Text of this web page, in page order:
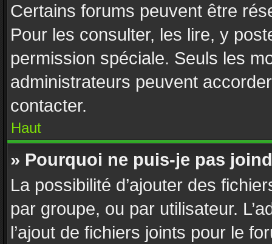
Certains forums peuvent être
Pour les consulter, les lire, y
permission spéciale. Seuls les
administrateurs peuvent
contacter.
Haut
» Pourquoi ne puis-je pas
La possibilité d’ajouter des
par groupe, ou par utilisateur.
l’ajout de fichiers joints pour le